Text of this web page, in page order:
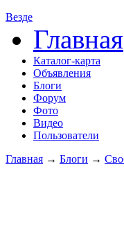
Везде
Главная
Каталог-карта
Объявления
Блоги
Форум
Фото
Видео
Пользователи
Главная → Блоги →